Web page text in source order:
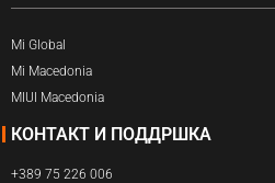
Mi Global
Mi Macedonia
MIUI Macedonia
КОНТАКТ И ПОДДРШКА
+389 75 226 006